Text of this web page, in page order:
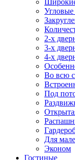
2-х
3-х
4-х
Во всю
Под
Для
Эконом
Гостиные